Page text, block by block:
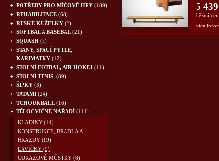
POTŘEBY PRO MÍČOVÉ HRY (189)
REHABILITACE (68)
RUSKÉ KUŽELKY (2)
SOFTBAL A BASEBAL (21)
SQUASH (5)
STANY, SPACÍ PYTLE,
KARIMATKY (12)
STOLNÍ FOTBAL, AIR HOKEJ (11)
STOLNÍ TENIS (89)
ŠIPKY (3)
TATAMI (24)
TCHOUKBALL (16)
TĚLOCVIČNÉ NÁŘADÍ (111)
KLADINY (14)
KONSTRUKCE, BRADLA A
HRAZDY (19)
LAVIČKY (9)
ODRAZOVÉ MŮSTKY (8)
5
běžná
více